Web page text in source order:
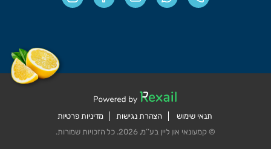
תנאי שימוש הצהרת נגישות
מדיניות פרטיות
© קמעונאי און ליין בע’’מ, 2026. כל הזכויות שמורות.